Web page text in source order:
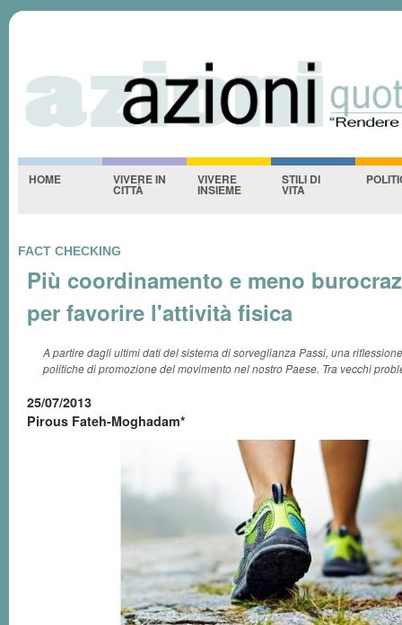
Azioniquotidiane
HOME VIVERE IN
CITTÀ
VIVERE
INSIEME
STILI DI
VITA
FACT CHECKING
Più coordinamento e meno
per favorire l'attività fisica
A partire dagli ultimi dati del sistema di sorveglianza Passi, una
politiche di promozione del movimento nel nostro Paese. Tra vecchi
25/07/2013
Pirous Fateh-Moghadam*